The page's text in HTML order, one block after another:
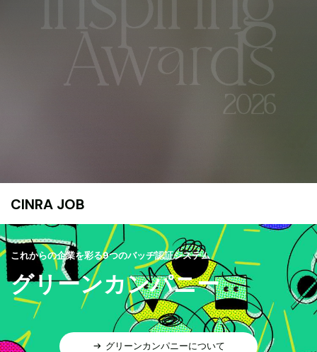
CINRA JOB
これからの企業を彩る9つのバッヂ認証システム
グリーンカンパニー
グリーンカンパニーについて